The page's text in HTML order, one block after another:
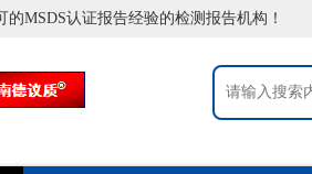
MSDS认证报告经验的检测报告机构！